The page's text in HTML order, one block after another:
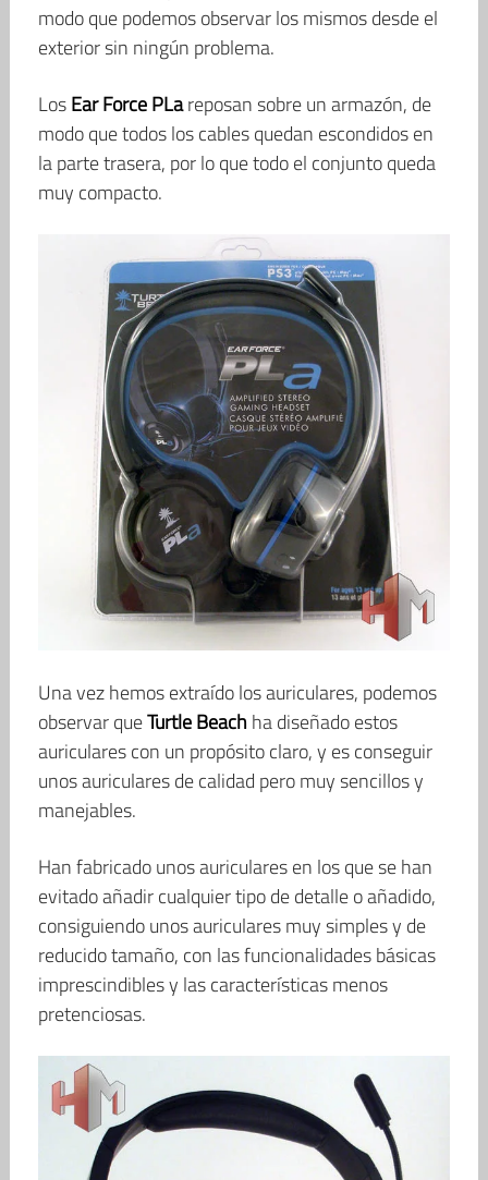
modo que podemos observar los mismos desde el
exterior sin ningún problema.
LosEar Force PLareposan sobre un armazón, de
modo que todos los cables quedan escondidos en
la parte trasera, por lo que todo el conjunto queda
muy compacto.
Una vez hemos extraído los auriculares, podemos
observar queTurtle Beach ha diseñado estos
auriculares con un propósito claro, y es conseguir
unos auriculares de calidad pero muy sencillos y
manejables.
Han fabricado unos auriculares en los que se han
evitado añadir cualquier tipo de detalle o añadido,
consiguiendo unos auriculares muy simples y de
reducido tamaño, con las funcionalidades básicas
imprescindibles y las características menos
pretenciosas.